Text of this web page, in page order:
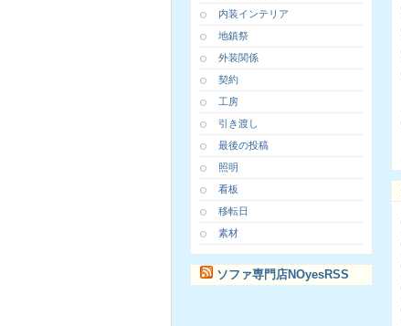
内装インテリア
地鎮祭
外装関係
契約
工房
引き渡し
最後の投稿
照明
看板
移転日
素材
ソファ専門店NOyesRSS